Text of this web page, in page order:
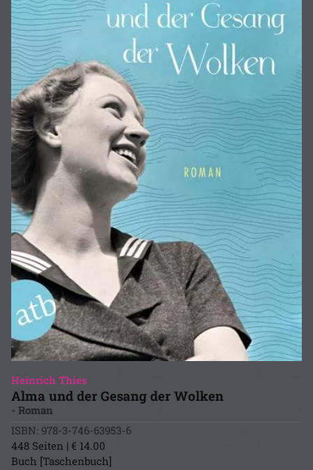
Heinrich Thies
Alma und der Gesang der Wolken
- Roman
ISBN: 978-3-746-63953-6
448 Seiten | € 14.00
Buch [Taschenbuch]